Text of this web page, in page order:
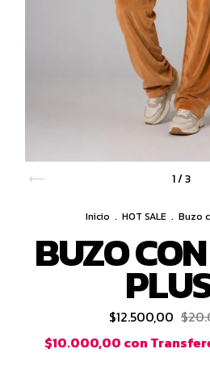
1/3
Inicio . HOT SALE . Buzo
BUZO
$12.500,00
$10.000,00 con